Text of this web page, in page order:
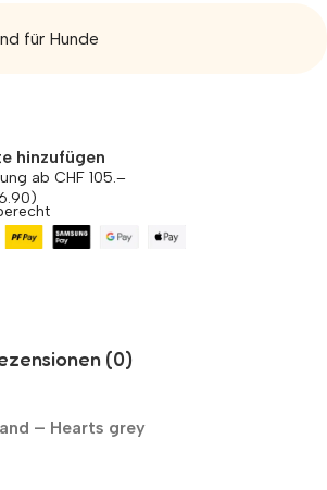
für Hunde
hinzufügen
ab CHF 105.–
(0)
– Hearts grey